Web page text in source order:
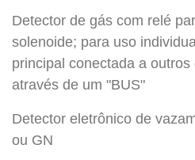
Detector de gás com relé
solenoide; para uso
principal conectada a
através de um "BUS"
Detector eletrônico de
ou GN